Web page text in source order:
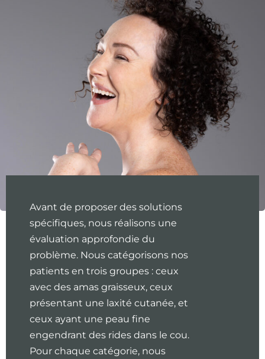
Avant de proposer des solutions
spécifiques, nous réalisons une
évaluation approfondie du
problème. Nous catégorisons nos
patients en trois groupes : ceux
avec des amas graisseux, ceux
présentant une laxité cutanée, et
ceux ayant une peau fine
engendrant des rides dans le cou.
Pour chaque catégorie, nous